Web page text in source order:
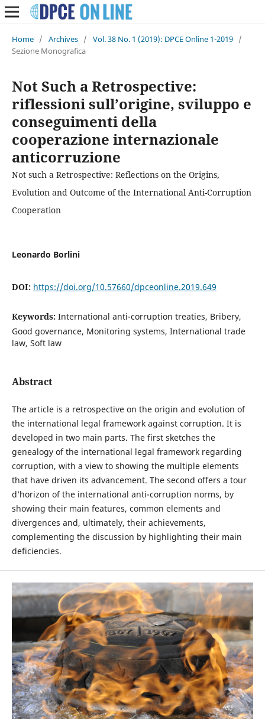
Home / Archives / Vol. 38 No. 1 (2019): DPCE Online 1-2019 /
Sezione Monografica
Not Such a Retrospective:
riflessioni sull’origine, sviluppo e
conseguimenti della
cooperazione internazionale
anticorruzione
Not such a Retrospective: Reflections on the Origins,
Evolution and Outcome of the International Anti-Corruption
Cooperation
Leonardo Borlini
DOI: https://doi.org/10.57660/dpceonline.2019.649
Keywords: International anti-corruption treaties, Bribery,
Good governance, Monitoring systems, International trade
law, Soft law
Abstract
The article is a retrospective on the origin and evolution of
the international legal framework against corruption. It is
developed in two main parts. The first sketches the
genealogy of the international legal framework regarding
corruption, with a view to showing the multiple elements
that have driven its advancement. The second offers a tour
d’horizon of the international anti-corruption norms, by
showing their main features, common elements and
divergences and, ultimately, their achievements,
complementing the discussion by highlighting their main
deficiencies.